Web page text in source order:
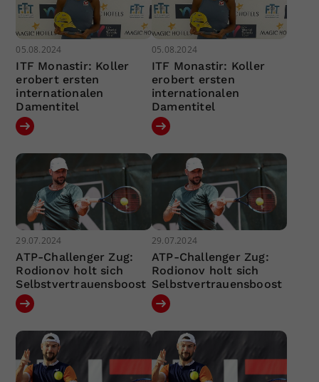
05.08.2024
ITF Monastir: Koller
erobert ersten
internationalen
Damentitel
05.08.2024
ITF Monastir: Koller
erobert ersten
internationalen
Damentitel
29.07.2024
ATP-Challenger Zug:
Rodionov holt sich
Selbstvertrauensboost
29.07.2024
ATP-Challenger Zug:
Rodionov holt sich
Selbstvertrauensboost